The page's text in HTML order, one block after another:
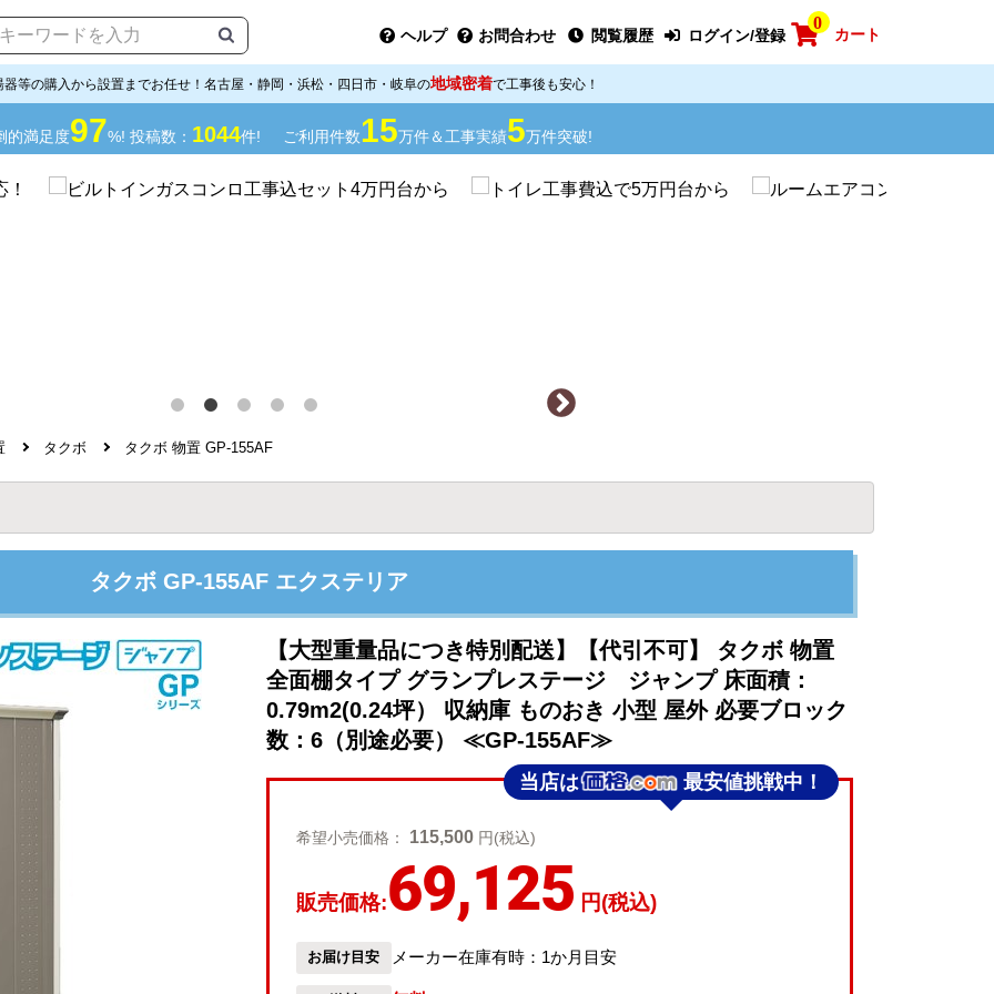
ヘルプ お問合わせ 閲覧履歴 ログイン/登録
0
カート
等の購入から設置までお任せ！名古屋・静岡・浜松・四日市・岐阜の地域密着で工事後も安心！
的満足度97%! 投稿数： 1044件! ご利用件数15万件＆工事実績5万件突破!
タクボ タクボ 物置 GP-155AF
タクボ GP-155AF エクステリア
【大型重量品につき特別配送】【代引不可】 タクボ 物置
全面棚タイプ グランプレステージ ジャンプ 床面積：
0.79m2(0.24坪） 収納庫 ものおき 小型 屋外 必要ブロック
数：6（別途必要） ≪GP-155AF≫
当店は 最安値挑戦中！
希望小売価格： 115,500 円(税込)
販売価格:69,125 円(税込)
お届け目安 メーカー在庫有時：1か月目安